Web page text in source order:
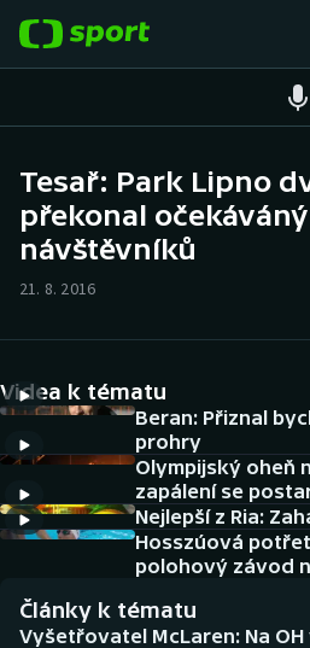
Hokej
Cyklistika
DALŠÍ SPORTY
Americký fotbal
Baseball a softbal
Basketbal
NEPŘEHLÉDNĚTE
Historické návraty
Tesař: Park Lipno
překonal
návštěvníků
21. 8. 2016
Videa k tématu
Beran: Přiznal
prohry
Olympijský oheň
zapálení se
Nejlepší z Ria:
Hosszúová
polohový závod
Články k tématu
Vyšetřovatel McLaren: Na